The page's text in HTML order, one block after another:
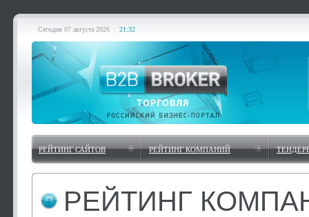
Сегодня 07 августа 2026 21:32
РЕЙТИНГ САЙТОВ РЕЙТИНГ КОМПАНИЙ
РЕЙТИНГ